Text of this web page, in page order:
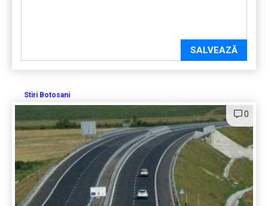
SALVEAZĂ
Stiri Botosani
0